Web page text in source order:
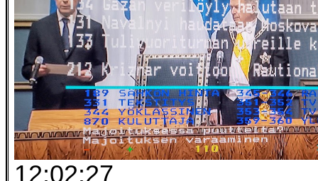
12:02:27